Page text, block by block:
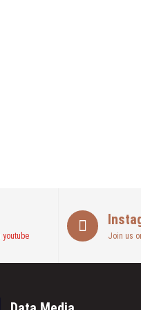
youtube Join us